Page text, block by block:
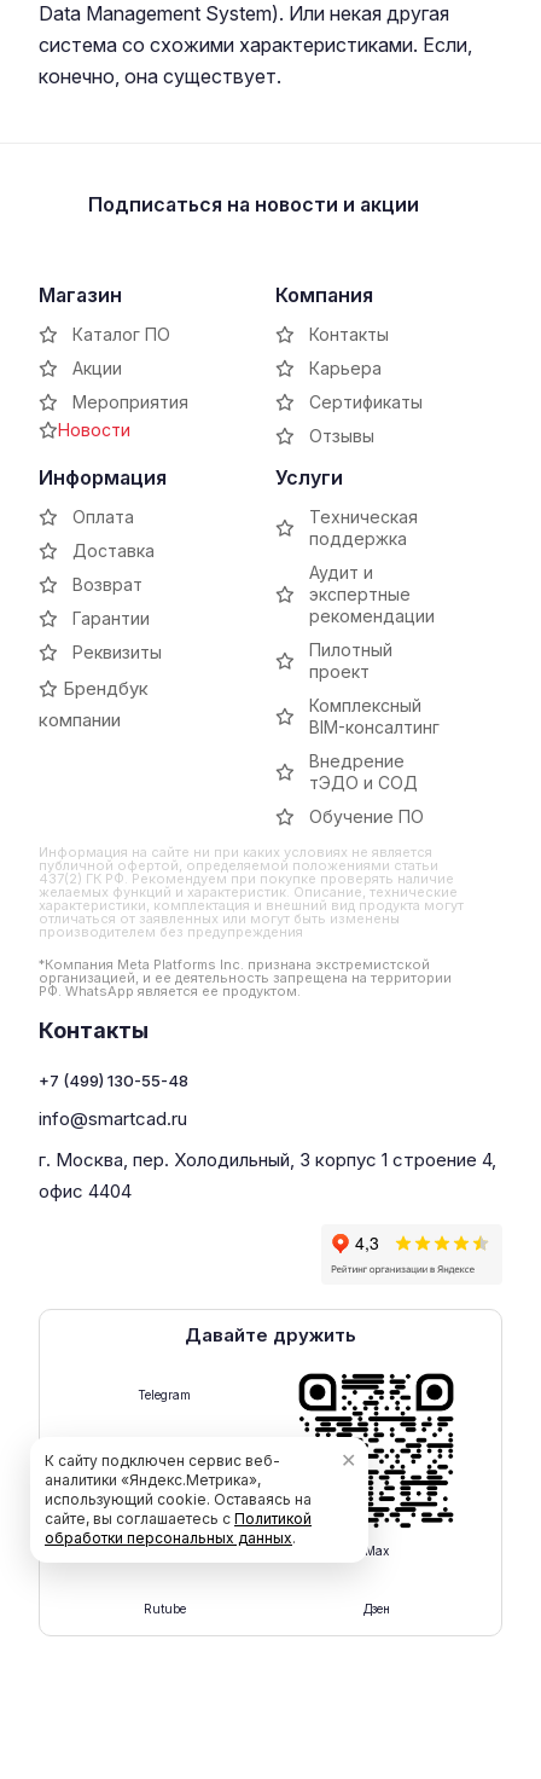
Data Management System). Или некая другая
система со схожими характеристиками. Если,
конечно, она существует.
Подписаться на новости и акции
Магазин
Каталог ПО
Акции
Мероприятия
Новости
Компания
Контакты
Карьера
Сертификаты
Отзывы
Информация
Оплата
Доставка
Возврат
Гарантии
Реквизиты
Брендбук
компании
Услуги
Техническая
поддержка
Аудит и
экспертные
рекомендации
Пилотный
проект
Комплексный
BIM-консалтинг
Внедрение
тЭДО и СОД
Обучение ПО
Информация на сайте ни при каких условиях не является
публичной офертой, определяемой положениями статьи
437(2) ГК РФ. Рекомендуем при покупке проверять наличие
желаемых функций и характеристик. Описание, технические
характеристики, комплектация и внешний вид продукта могут
отличаться от заявленных или могут быть изменены
производителем без предупреждения
*Компания Meta Platforms Inc. признана экстремистской
организацией, и ее деятельность запрещена на территории
РФ. WhatsApp является ее продуктом.
Контакты
+7 (499) 130-55-48
info@smartcad.ru
г. Москва, пер. Холодильный, 3 корпус 1 строение 4,
офис 4404
Давайте дружить
Telegram
Max
Rutube Дзен
К сайту подключен сервис веб-
аналитики «Яндекс.Метрика»,
использующий cookie. Оставаясь на
сайте, вы соглашаетесь с Политикой
обработки персональных данных.
✕